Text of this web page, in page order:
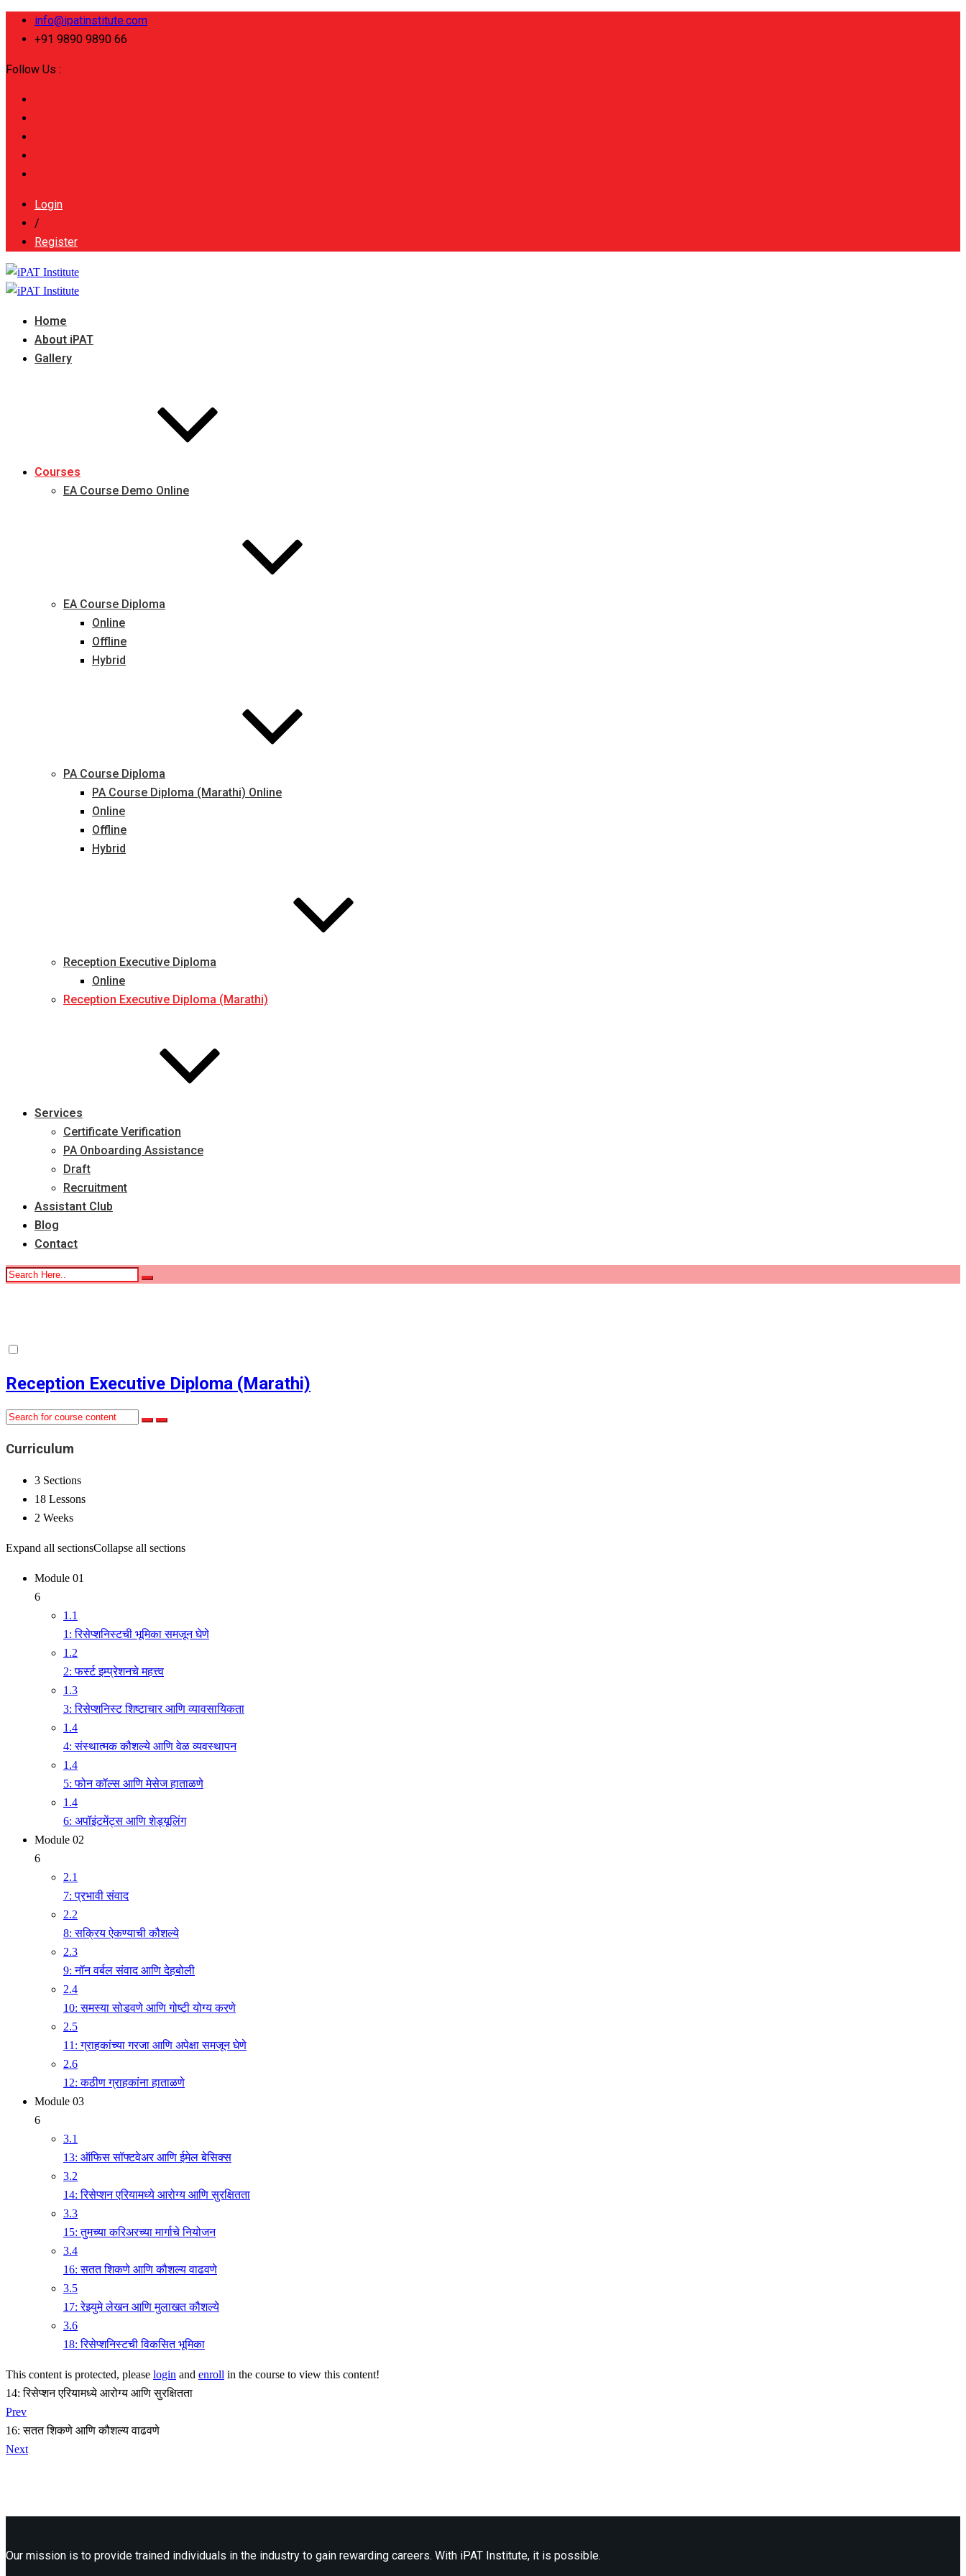
info@ipatinstitute.com
+91 9890 9890 66
Follow Us :
Login
/
Register
Home
About iPAT
Gallery
Courses
EA Course Demo Online
EA Course Diploma
Online
Offline
Hybrid
PA Course Diploma
PA Course Diploma (Marathi) Online
Online
Offline
Hybrid
Reception Executive Diploma
Online
Reception Executive Diploma (Marathi)
Services
Certificate Verification
PA Onboarding Assistance
Draft
Recruitment
Assistant Club
Blog
Contact
Reception Executive Diploma (Marathi)
Curriculum
3 Sections
18 Lessons
2 Weeks
Expand all sectionsCollapse all sections
Module 01
6
1.1
1: रिसेप्शनिस्टची भूमिका समजून घेणे
1.2
2: फर्स्ट इम्प्रेशनचे महत्त्व
1.3
3: रिसेप्शनिस्ट शिष्टाचार आणि व्यावसायिकता
1.4
4: संस्थात्मक कौशल्ये आणि वेळ व्यवस्थापन
1.4
5: फोन कॉल्स आणि मेसेज हाताळणे
1.4
6: अपॉइंटमेंट्स आणि शेड्यूलिंग
Module 02
6
2.1
7: प्रभावी संवाद
2.2
8: सक्रिय ऐकण्याची कौशल्ये
2.3
9: नॉन वर्बल संवाद आणि देहबोली
2.4
10: समस्या सोडवणे आणि गोष्टी योग्य करणे
2.5
11: ग्राहकांच्या गरजा आणि अपेक्षा समजून घेणे
2.6
12: कठीण ग्राहकांना हाताळणे
Module 03
6
3.1
13: ऑफिस सॉफ्टवेअर आणि ईमेल बेसिक्स
3.2
14: रिसेप्शन एरियामध्ये आरोग्य आणि सुरक्षितता
3.3
15: तुमच्या करिअरच्या मार्गाचे नियोजन
3.4
16: सतत शिकणे आणि कौशल्य वाढवणे
3.5
17: रेझ्युमे लेखन आणि मुलाखत कौशल्ये
3.6
18: रिसेप्शनिस्टची विकसित भूमिका
This content is protected, please login and enroll in the course to view this content!
14: रिसेप्शन एरियामध्ये आरोग्य आणि सुरक्षितता
Prev
16: सतत शिकणे आणि कौशल्य वाढवणे
Next
Our mission is to provide trained individuals in the industry to gain rewarding careers. With iPAT Institute, it is possible.